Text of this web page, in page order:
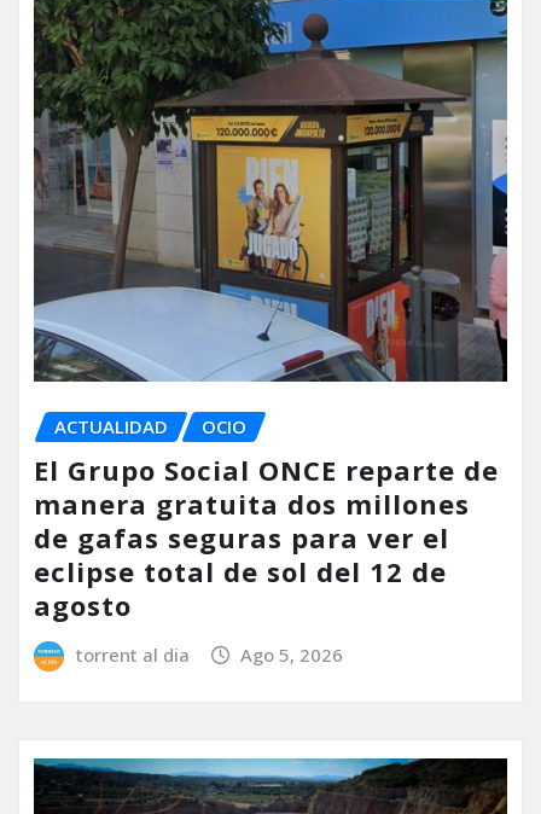
ACTUALIDAD OCIO
El Grupo Social ONCE reparte de
manera gratuita dos millones
de gafas seguras para ver el
eclipse total de sol del 12 de
agosto
torrent al dia Ago 5, 2026